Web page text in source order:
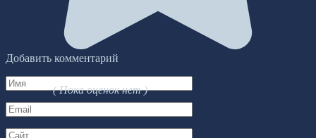
( Пока оценок нет )
Добавить комментарий
Имя
*
Email
*
Сайт